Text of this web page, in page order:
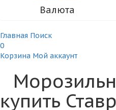
Валюта
Главная Поиск
0
Корзина Мой аккаунт
купить